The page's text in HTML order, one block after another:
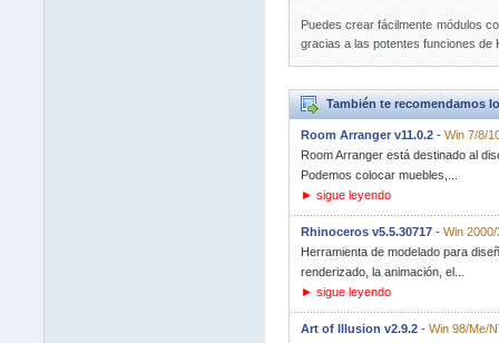
Puedes crear fácilmente módulos
gracias a las potentes funciones de
También te recomendamos
Room Arranger v11.0.2- Win 7/8/
Room Arranger está destinado al
Podemos colocar muebles,...
► sigue leyendo
Rhinoceros v5.5.30717- Win
Herramienta de modelado para
renderizado, la animación, el...
► sigue leyendo
Art of Illusion v2.9.2- Win 98/Me/